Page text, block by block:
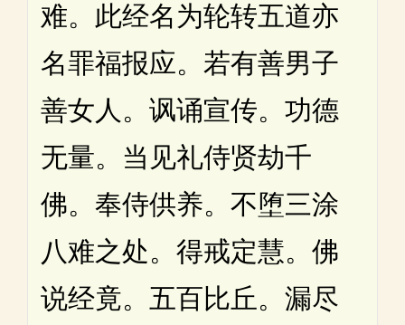
难。此经名为轮转五道亦
名罪福报应。若有善男子
善女人。讽诵宣传。功德
无量。当见礼侍贤劫千
佛。奉侍供养。不堕三涂
八难之处。得戒定慧。佛
说经竟。五百比丘。漏尽